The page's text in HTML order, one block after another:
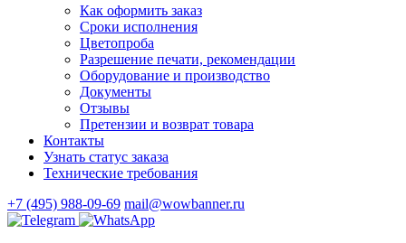
Как оформить заказ
Сроки исполнения
Цветопроба
Разрешение печати, рекомендации
Оборудование и производство
Документы
Отзывы
Претензии и возврат товара
Контакты
Узнать статус заказа
Технические требования
+7 (495) 988-09-69 mail@wowbanner.ru